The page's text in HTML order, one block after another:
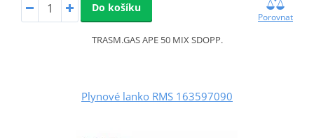
Do košíku
Porovnat
TRASM.GAS APE 50 MIX SDOPP.
Plynové lanko RMS 163597090